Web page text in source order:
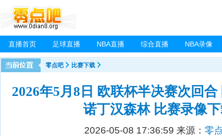
直播首页 足球直播 NBA直播 综合直播 NBA录像
零点吧 比赛下载
2026年5月8日 欧联杯半决赛次回
诺丁汉森林 比赛录像
2026-05-08 17:36:59 来源： 零